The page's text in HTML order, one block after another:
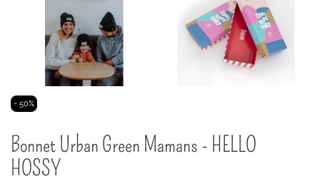
Passer
de
la
Galerie
- 50%
Bonnet Urban Green Mamans - HELLO
HOSSY